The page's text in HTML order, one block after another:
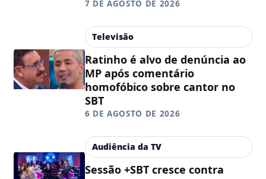
7 DE AGOSTO DE 2026
Televisão
Ratinho é alvo de denúncia ao
MP após comentário
homofóbico sobre cantor no
SBT
6 DE AGOSTO DE 2026
Audiência da TV
Sessão +SBT cresce contra